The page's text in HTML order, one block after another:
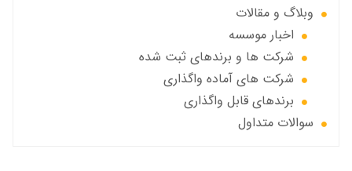
وبلاگ و مقالات
اخبار موسسه
شرکت ها و برندهای ثبت شده
شرکت های آماده واگذاری
برندهای قابل واگذاری
سوالات متداول